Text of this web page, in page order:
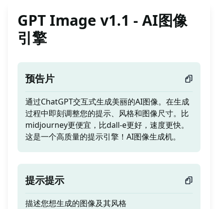
GPT Image v1.1 - AI图像
引擎
预告片
通过ChatGPT交互式生成美丽的AI图像。在生成
过程中即刻调整您的提示、风格和图像尺寸。比
midjourney更便宜，比dall-e更好，速度更快。
这是一个高质量的提示引擎！AI图像生成机。
提示提示
描述您想生成的图像及其风格